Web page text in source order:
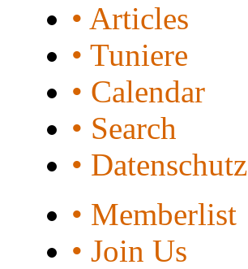
• Articles
• Tuniere
• Calendar
• Search
• Datenschutz
• Memberlist
• Join Us